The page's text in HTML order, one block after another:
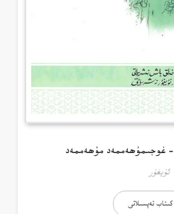
– غوجىمۇھەممەد مۇھەممەد
ئۇيغۇر
كىتاب تەپسىلاتى